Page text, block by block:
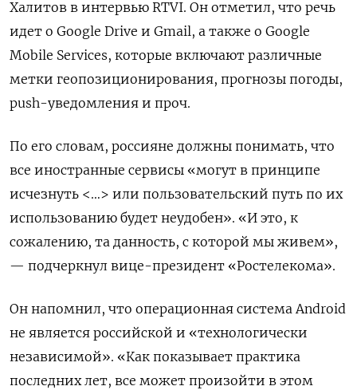
Халитов в интервью RTVI. Он отметил, что речь
идет о Google Drive и Gmail, а также о Google
Mobile Services, которые включают различные
метки геопозиционирования, прогнозы погоды,
push-уведомления и проч.
По его словам, россияне должны понимать, что
все иностранные сервисы «могут в принципе
исчезнуть <…> или пользовательский путь по их
использованию будет неудобен». «И это, к
сожалению, та данность, с которой мы живем»,
— подчеркнул вице-президент «Ростелекома».
Он напомнил, что операционная система Android
не является российской и «технологически
независимой». «Как показывает практика
последних лет, все может произойти в этом